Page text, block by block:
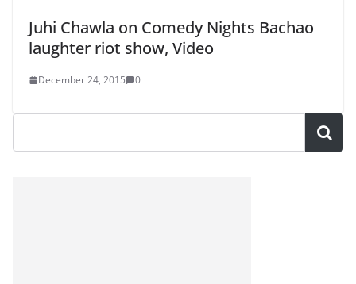
Juhi Chawla on Comedy Nights Bachao
laughter riot show, Video
December 24, 2015 0